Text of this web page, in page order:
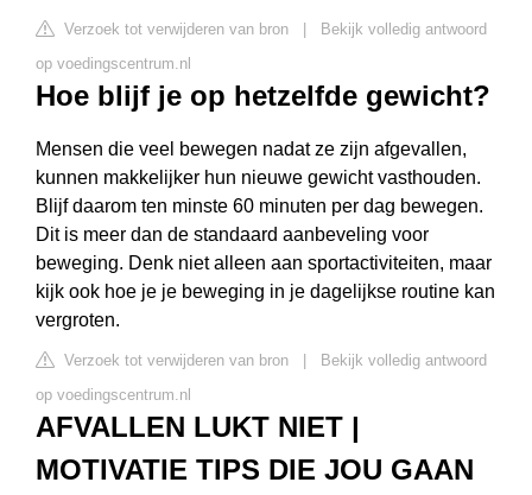
Verzoek tot verwijderen van bron
Bekijk volledig antwoord
op voedingscentrum.nl
Hoe blijf je op hetzelfde gewicht?
Mensen die veel bewegen nadat ze zijn afgevallen,
kunnen makkelijker hun nieuwe gewicht vasthouden.
Blijf daarom ten minste 60 minuten per dag bewegen.
Dit is meer dan de standaard aanbeveling voor
beweging. Denk niet alleen aan sportactiviteiten, maar
kijk ook hoe je je beweging in je dagelijkse routine kan
vergroten.
Verzoek tot verwijderen van bron
Bekijk volledig antwoord
op voedingscentrum.nl
AFVALLEN LUKT NIET |
MOTIVATIE TIPS DIE JOU GAAN